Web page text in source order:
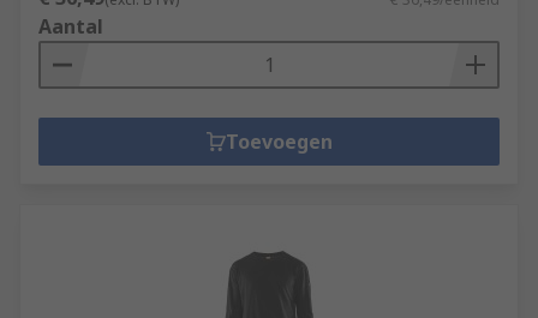
Aantal
Toevoegen